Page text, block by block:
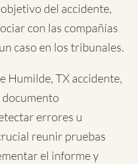
del accidente,
con las compañías
caso en los tribunales.
Humilde, TX accidente,
errores u
reunir pruebas
el informe y